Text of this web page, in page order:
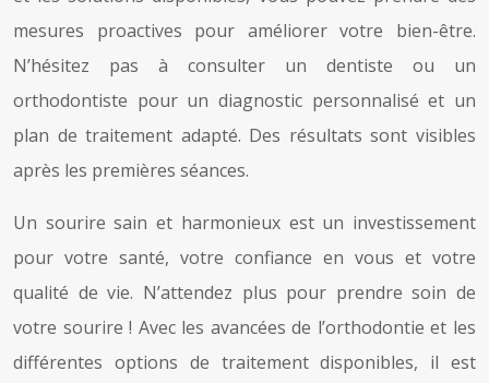
mesures proactives pour améliorer votre bien-être.
N’hésitez pas à consulter un dentiste ou un
orthodontiste pour un diagnostic personnalisé et un
plan de traitement adapté. Des résultats sont visibles
après les premières séances.
Un sourire sain et harmonieux est un investissement
pour votre santé, votre confiance en vous et votre
qualité de vie. N’attendez plus pour prendre soin de
votre sourire ! Avec les avancées de l’orthodontie et les
différentes options de traitement disponibles, il est